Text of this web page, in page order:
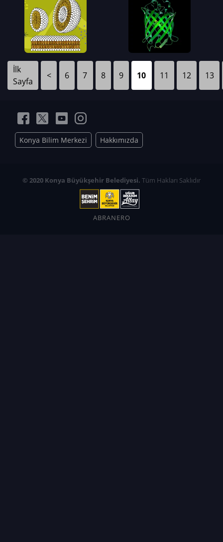
İlk
Sayfa
< 6 7 8 9 10 11 12 13
Konya Bilim Merkezi Hakkımızda
© 2020 Konya Büyükşehir Belediyesi. Tüm Hakları Saklıdır
ABRANERO